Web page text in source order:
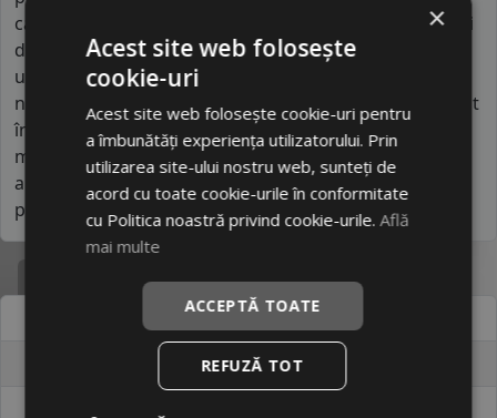
cauciuc mai simpli și designuri standardizate ale benzii
de rulare. Acest lucru îl face potrivit pentru condus
urban, navetă și utilizare generală, unde nu sunt
necesare performanțe extreme. Este un brand frecvent
întâlnit pe piețele sensibile la preț, unde contează mai
mult accesibilitatea decât performanța tehnică. În
ansamblu, LEAO oferă o soluție economică echilibrată
pentru utilizatori cu așteptări moderate.
Specificatii
Valoare
#40150941
×
Acest site web folosește
cookie-uri
Acest site web folosește cookie-uri pentru
a îmbunătăți experiența utilizatorului. Prin
utilizarea site-ului nostru web, sunteți de
acord cu toate cookie-urile în conformitate
cu Politica noastră privind cookie-urile.Află
mai multe
ACCEPTĂ TOATE
REFUZĂ TOT